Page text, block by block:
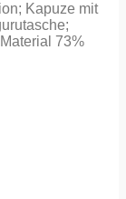
Kapuze mit
73%